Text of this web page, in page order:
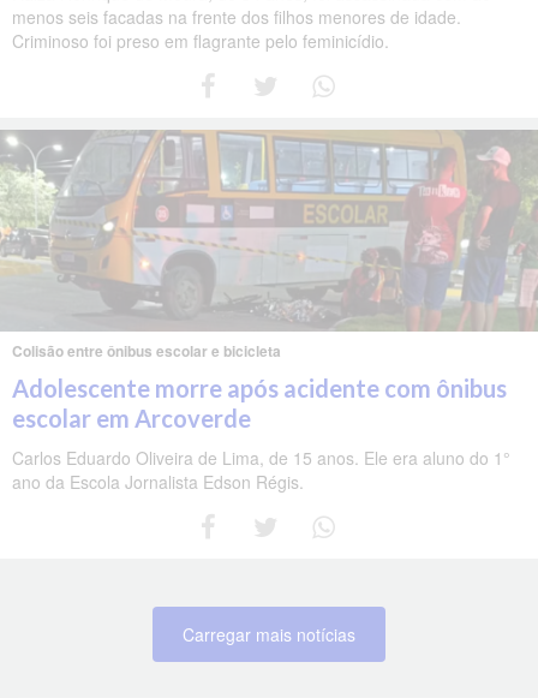
menos seis facadas na frente dos filhos menores de idade.
Criminoso foi preso em flagrante pelo feminicídio.
Colisão entre ônibus escolar e bicicleta
Adolescente morre após acidente com ônibus
escolar em Arcoverde
Carlos Eduardo Oliveira de Lima, de 15 anos. Ele era aluno do 1°
ano da Escola Jornalista Edson Régis.
Carregar mais notícias